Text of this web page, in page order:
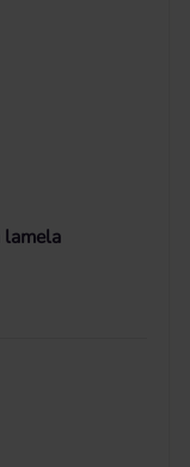
lamela